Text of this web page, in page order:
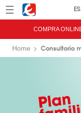
Menú Eroski
COMPRA
Home Consultorio